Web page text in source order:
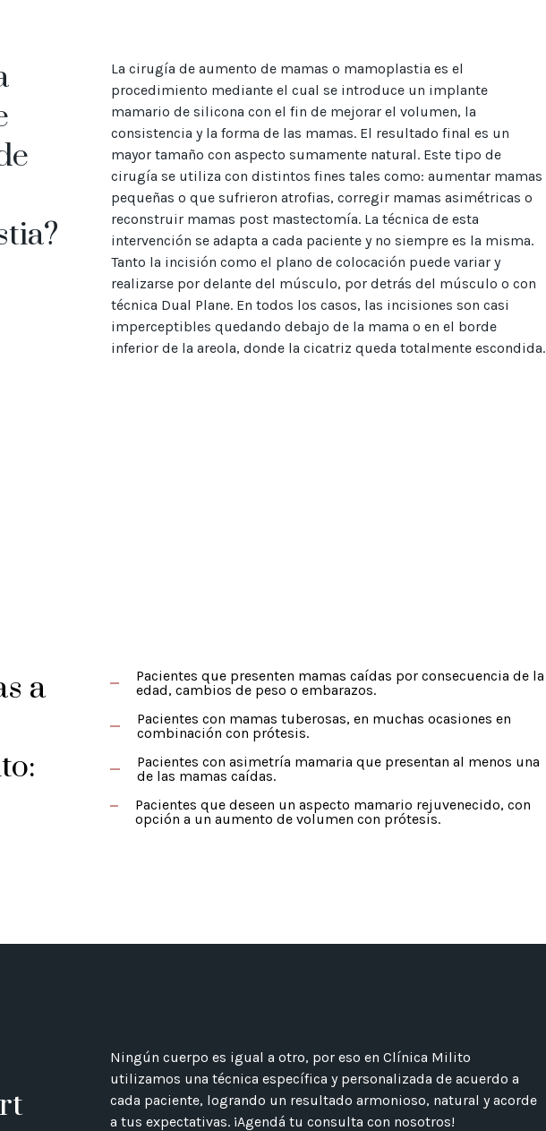
La cirugía de aumento de mamas o mamoplastia es el
procedimiento mediante el cual se introduce un implante
mamario de silicona con el fin de mejorar el volumen, la
consistencia y la forma de las mamas. El resultado final es un
mayor tamaño con aspecto sumamente natural. Este tipo de
cirugía se utiliza con distintos fines tales como: aumentar mamas
pequeñas o que sufrieron atrofias, corregir mamas asimétricas o
reconstruir mamas post mastectomía. La técnica de esta
intervención se adapta a cada paciente y no siempre es la misma.
Tanto la incisión como el plano de colocación puede variar y
realizarse por delante del músculo, por detrás del músculo o con
técnica Dual Plane. En todos los casos, las incisiones son casi
imperceptibles quedando debajo de la mama o en el borde
inferior de la areola, donde la cicatriz queda totalmente escondida.
a
Pacientes que presenten mamas caídas por consecuencia de la
edad, cambios de peso o embarazos.
Pacientes con mamas tuberosas, en muchas ocasiones en
combinación con prótesis.
Pacientes con asimetría mamaria que presentan al menos una
de las mamas caídas.
Pacientes que deseen un aspecto mamario rejuvenecido, con
opción a un aumento de volumen con prótesis.
Ningún cuerpo es igual a otro, por eso en Clínica Milito
utilizamos una técnica específica y personalizada de acuerdo a
cada paciente, logrando un resultado armonioso, natural y acorde
a tus expectativas. ¡Agendá tu consulta con nosotros!